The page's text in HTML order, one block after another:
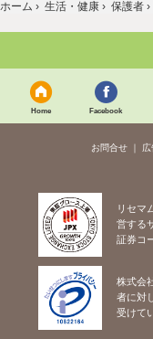
ホーム › 生活・健康 › 保護者 ›
Home Facebook
お問合せ
リセマ
営する
証券コ
株式会
者に対
受けて